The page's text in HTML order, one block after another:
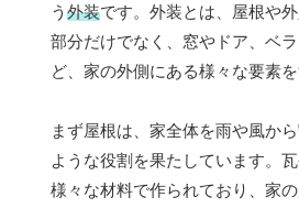
う 外装です。外装とは、屋根や
部分だけでなく、窓やドア、ベ
ど、家の外側にある様々な要素を
まず屋根は、家全体を雨や風か
ような役割を果たしています。瓦
様々な材料で作られており、家